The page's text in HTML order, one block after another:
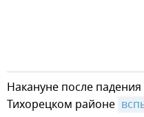
Накануне после
Тихорецком районе